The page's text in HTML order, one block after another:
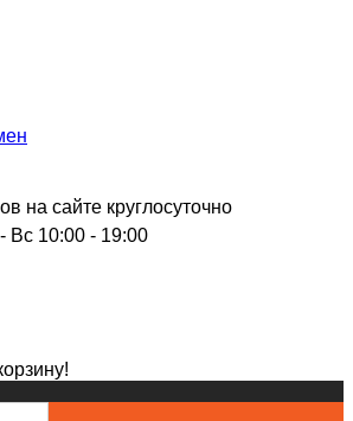
на сайте круглосуточно
Вс 10:00 - 19:00